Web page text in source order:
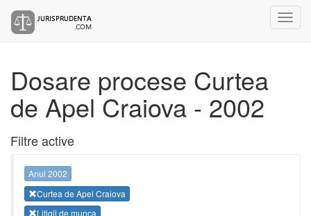
Dosare procese Curtea
de Apel Craiova - 2002
Filtre active
Anul 2002
Curtea de Apel Craiova
Litigii de munca